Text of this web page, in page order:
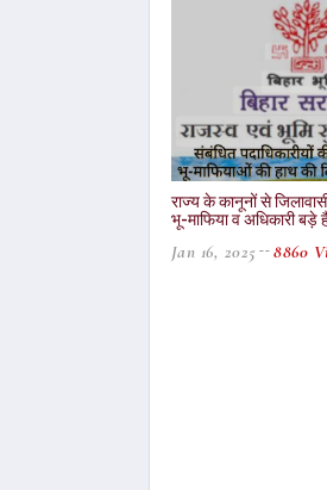
राज्य के कानूनों से
भू-माफिया व अधिकारी बड़े
Jan 16, 2025 8860